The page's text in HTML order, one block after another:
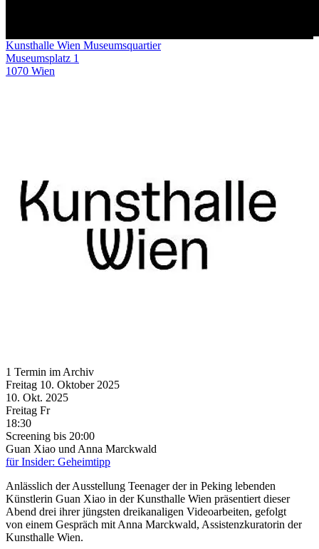
Kunsthalle Wien Museumsquartier
Museumsplatz 1
1070 Wien
1 Termin im Archiv
Freitag 10. Oktober 2025
10. Okt. 2025
Freitag Fr
18:30
Screening bis 20:00
Guan Xiao und Anna Marckwald
für Insider: Geheimtipp
Anlässlich der Ausstellung Teenager der in Peking lebenden
Künstlerin Guan Xiao in der Kunsthalle Wien präsentiert dieser
Abend drei ihrer jüngsten dreikanaligen Videoarbeiten, gefolgt
von einem Gespräch mit Anna Marckwald, Assistenzkuratorin der
Kunsthalle Wien.